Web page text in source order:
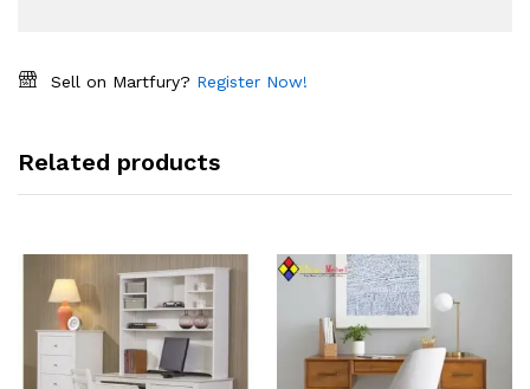
Sell on Martfury? Register Now!
Related products